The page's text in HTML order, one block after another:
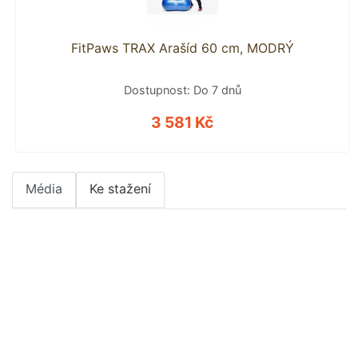
FitPaws TRAX Arašíd 60 cm, MODRÝ
Dostupnost: Do 7 dnů
3 581 Kč
Média Ke stažení